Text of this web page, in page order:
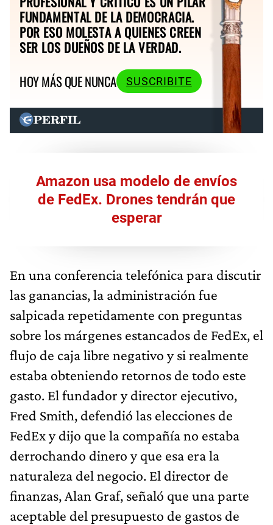
FUNDAMENTAL DE LA DEMOCRACIA.
POR ESO MOLESTA A QUIENES CREEN
SER LOS DUEÑOS DE LA VERDAD.
HOY MÁS QUE NUNCA
SUSCRIBITE
Amazon usa modelo de envíos
de FedEx. Drones tendrán que
esperar
En una conferencia telefónica para discutir
las ganancias, la administración fue
salpicada repetidamente con preguntas
sobre los márgenes estancados de FedEx, el
flujo de caja libre negativo y si realmente
estaba obteniendo retornos de todo este
gasto. El fundador y director ejecutivo,
Fred Smith, defendió las elecciones de
FedEx y dijo que la compañía no estaba
derrochando dinero y que esa era la
naturaleza del negocio. El director de
finanzas, Alan Graf, señaló que una parte
aceptable del presupuesto de gastos de